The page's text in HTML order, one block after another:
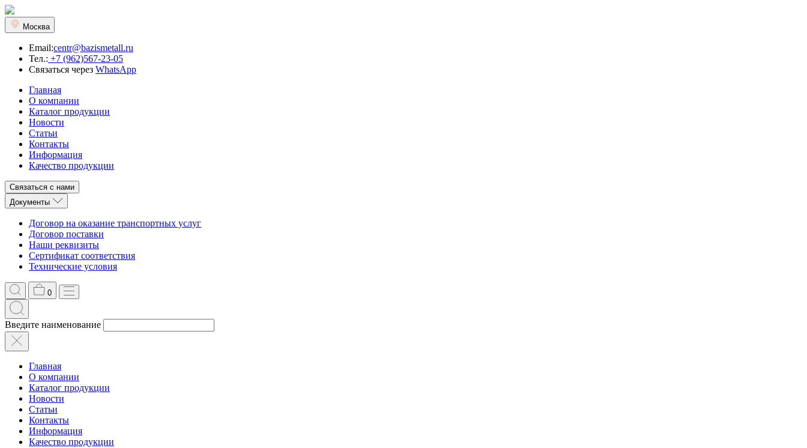
Москва
Email:centr@bazismetall.ru
Тел.: +7 (962)567-23-05
Связаться через WhatsApp
Главная
О компании
Каталог продукции
Новости
Статьи
Контакты
Информация
Качество продукции
Связаться с нами
Документы
Договор на оказание транспортных услуг
Договор поставки
Наши реквизиты
Сертификат соответствия
Технические условия
0
Введите наименование
Главная
О компании
Каталог продукции
Новости
Статьи
Контакты
Информация
Качество продукции